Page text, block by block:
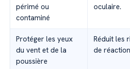
périmé ou
contaminé
oculaire.
Protéger les yeux
du vent et de la
poussière
Réduit les
de